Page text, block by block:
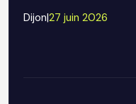
Dijon|27 juin 2026